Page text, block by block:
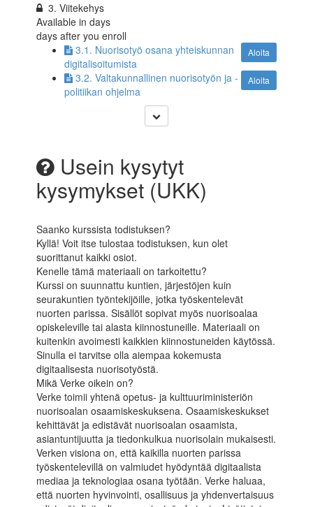
3. Viitekehys
Available indays
days after you enroll
Aloita
3.1. Nuorisotyö osana yhteiskunnan
digitalisoitumista
Aloita
3.2. Valtakunnallinen nuorisotyön ja -
politiikan ohjelma
Usein kysytyt
kysymykset (UKK)
Saanko kurssista todistuksen?
Kyllä! Voit itse tulostaa todistuksen, kun olet
suorittanut kaikki osiot.
Kenelle tämä materiaali on tarkoitettu?
Kurssi on suunnattu kuntien, järjestöjen kuin
seurakuntien työntekijöille, jotka työskentelevät
nuorten parissa. Sisällöt sopivat myös nuorisoalaa
opiskeleville tai alasta kiinnostuneille. Materiaali on
kuitenkin avoimesti kaikkien kiinnostuneiden käytössä.
Sinulla ei tarvitse olla aiempaa kokemusta
digitaalisesta nuorisotyöstä.
Mikä Verke oikein on?
Verke toimii yhtenä opetus- ja kulttuuriministeriön
nuorisoalan osaamiskeskuksena. Osaamiskeskukset
kehittävät ja edistävät nuorisoalan osaamista,
asiantuntijuutta ja tiedonkulkua nuorisolain mukaisesti.
Verken visiona on, että kaikilla nuorten parissa
työskentelevillä on valmiudet hyödyntää digitaalista
mediaa ja teknologiaa osana työtään. Verke haluaa,
että nuorten hyvinvointi, osallisuus ja yhdenvertaisuus